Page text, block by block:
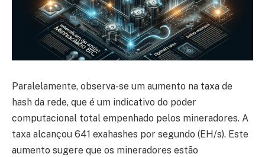
Paralelamente, observa-se um aumento na taxa de
hash da rede, que é um indicativo do poder
computacional total empenhado pelos mineradores. A
taxa alcançou 641 exahashes por segundo (EH/s). Este
aumento sugere que os mineradores estão